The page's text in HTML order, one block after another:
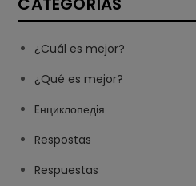
¿Cuál es mejor?
¿Qué es mejor?
Eнциклопедія
Respostas
Respuestas